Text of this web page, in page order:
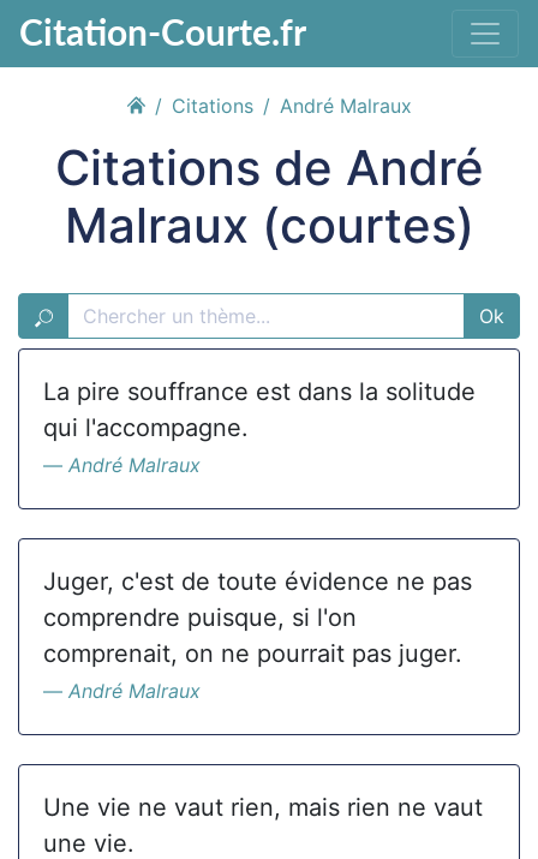
Citation-Courte.fr
Citations André Malraux
Citations de André
Malraux (courtes)
Ok
La pire souffrance est dans la solitude
qui l'accompagne.
André Malraux
Juger, c'est de toute évidence ne pas
comprendre puisque, si l'on
comprenait, on ne pourrait pas juger.
André Malraux
Une vie ne vaut rien, mais rien ne vaut
une vie.